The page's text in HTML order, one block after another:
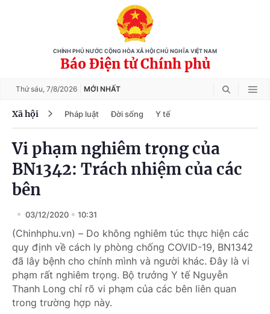
CHÍNH PHỦ NƯỚC CỘNG HÒA XÃ HỘI CHỦ NGHĨA VIỆT NAM
Báo Điện tử Chính phủ
Thứ sáu, 7/8/2026 MỚI NHẤT
Xã hội Pháp luật Đời sống Y tế
Vi phạm nghiêm trọng của
BN1342: Trách nhiệm của các
bên
03/12/2020 10:31
(Chinhphu.vn) – Do không nghiêm túc thực hiện các
quy định về cách ly phòng chống COVID-19, BN1342
đã lây bệnh cho chính mình và người khác. Đây là vi
phạm rất nghiêm trọng. Bộ trưởng Y tế Nguyễn
Thanh Long chỉ rõ vi phạm của các bên liên quan
trong trường hợp này.